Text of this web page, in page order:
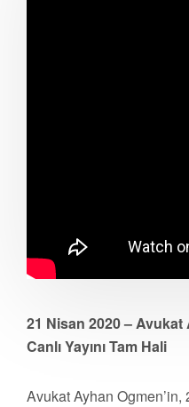
21 Nisan 2020 –
Canlı Yayını Tam Hali
Avukat Ayhan